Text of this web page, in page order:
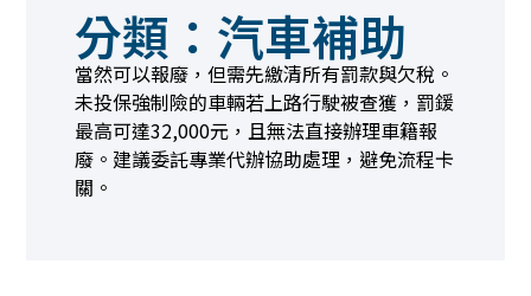
報廢機車
分類：汽車補助
當然可以報廢，但需先繳清所有罰款與欠稅。
未投保強制險的車輛若上路行駛被查獲，罰鍰
最高可達32,000元，且無法直接辦理車籍報
廢。建議委託專業代辦協助處理，避免流程卡
關。